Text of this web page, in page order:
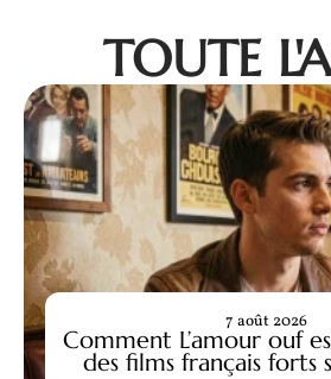
TOUTE
Comment L’amour ouf
des films français forts
7 août 2026